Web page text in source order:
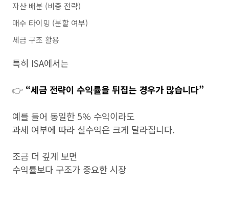
자산 배분 (비중 전략)
매수 타이밍 (분할 여부)
세금 구조 활용
특히 ISA에서는
👉 “세금 전략이 수익률을 뒤집는 경우가 많습니다”
예를 들어 동일한 5% 수익이라도
과세 여부에 따라 실수익은 크게 달라집니다.
조금 더 깊게 보면
수익률보다 구조가 중요한 시장